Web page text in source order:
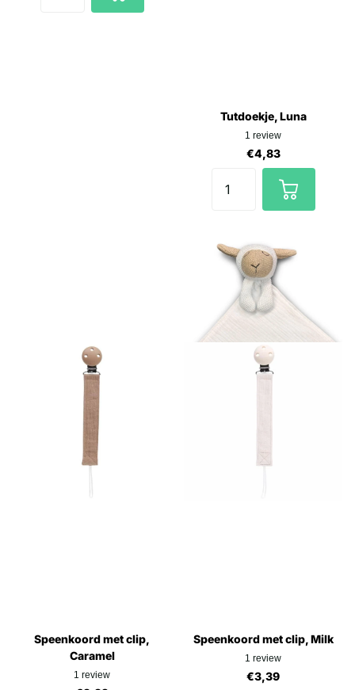
Tutdoekje, Luna
1 review
€4,83
Speenkoord met clip,
Caramel
1 review
Speenkoord met clip, Milk
1 review
€3,39